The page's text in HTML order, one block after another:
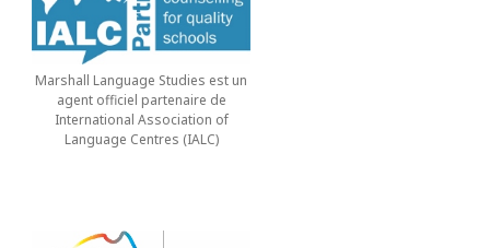
Marshall Language Studies est un
agent officiel partenaire de
International Association of
Language Centres (IALC)